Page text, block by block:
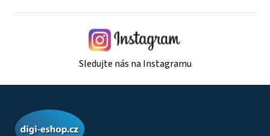
Sledujte nás na Instagramu